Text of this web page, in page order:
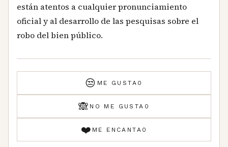
están atentos a cualquier pronunciamiento
oficial y al desarrollo de las pesquisas sobre el
robo del bien público.
😒 ME GUSTA 0
🙈 NO ME GUSTA 0
❤️ ME ENCANTA 0